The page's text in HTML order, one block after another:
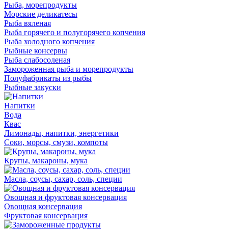
Рыба, морепродукты
Морские деликатесы
Рыба вяленая
Рыба горячего и полугорячего копчения
Рыба холодного копчения
Рыбные консервы
Рыба слабосоленая
Замороженная рыба и морепродукты
Полуфабрикаты из рыбы
Рыбные закуски
Напитки
Вода
Квас
Лимонады, напитки, энергетики
Соки, морсы, смузи, компоты
Крупы, макароны, мука
Масла, соусы, сахар, соль, специи
Овощная и фруктовая консервация
Овощная консервация
Фруктовая консервация